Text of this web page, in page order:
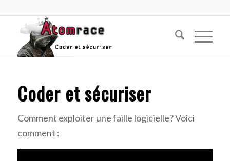
Coder et sécuriser
Comment exploiter une faille logicielle? Voici
comment :